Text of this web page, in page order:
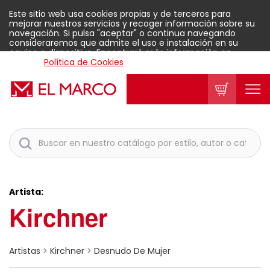
Este sitio web usa cookies propias y de terceros para
mejorar nuestros servicios y recoger información sobre su
navegación. Si pulsa "aceptar" o continua navegando
consideraremos que admite el uso e instalación en su
equipo o dispositivo. Encontrará más información en
Política de Cookies
Aceptar
Artista:
Kirchner
Artistas > Kirchner > Desnudo De Mujer